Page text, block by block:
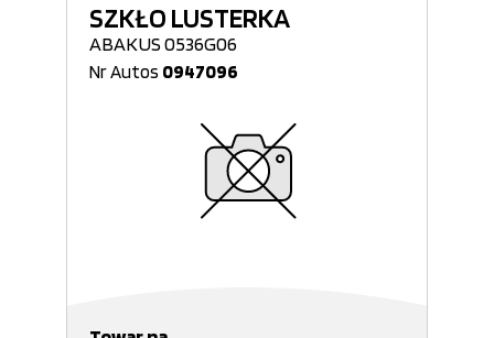
SZKŁO LUSTERKA
ABAKUS 0536G06
Nr Autos 0947096